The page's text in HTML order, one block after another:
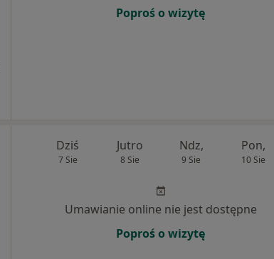
Poproś o wizytę
Dziś
7 Sie
Jutro
8 Sie
Ndz,
9 Sie
Pon,
10 Sie
Umawianie online nie jest dostępne
Poproś o wizytę